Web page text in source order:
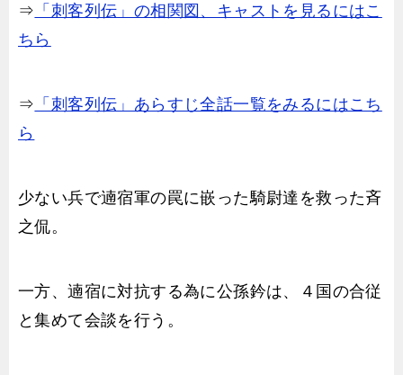
⇒ 「刺客列伝」の相関図、キャストを見るにはこ
ちら
⇒ 「刺客列伝」あらすじ全話一覧をみるにはこち
ら
少ない兵で遖宿軍の罠に嵌った騎尉達を救った斉
之侃。
一方、遖宿に対抗する為に公孫鈐は、４国の合従
と集めて会談を行う。